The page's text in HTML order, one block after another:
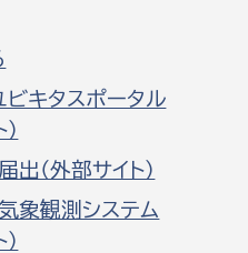
キタスポータル
出（外部サイト）
象観測システム